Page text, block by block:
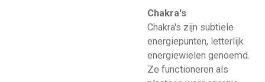
Chakra's
Chakra's zijn subtiele
energiepunten, letterlijk
energiewielen genoemd.
Ze functioneren als